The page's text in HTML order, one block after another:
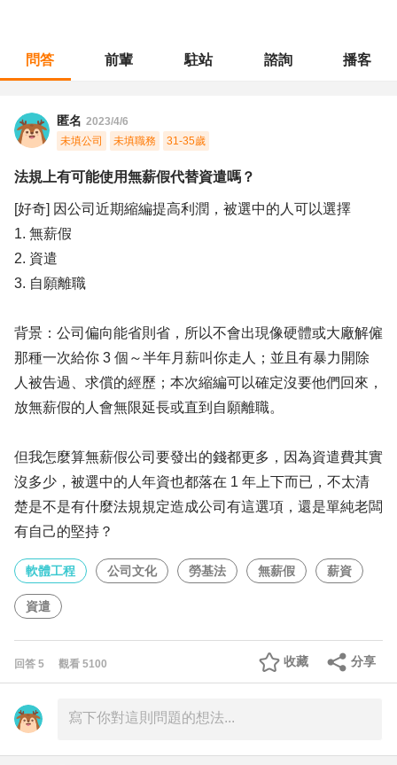
問答 前輩 駐站 諮詢 播客
匿名 2023/4/6
未填公司
未填職務 31-35歲
法規上有可能使用無薪假代替資遣嗎？
[好奇] 因公司近期縮編提高利潤，被選中的人可以選擇
1. 無薪假
2. 資遣
3. 自願離職
背景：公司偏向能省則省，所以不會出現像硬體或大廠解僱
那種一次給你 3 個～半年月薪叫你走人；並且有暴力開除
人被告過、求償的經歷；本次縮編可以確定沒要他們回來，
放無薪假的人會無限延長或直到自願離職。
但我怎麼算無薪假公司要發出的錢都更多，因為資遣費其實
沒多少，被選中的人年資也都落在 1 年上下而已，不太清
楚是不是有什麼法規規定造成公司有這選項，還是單純老闆
有自己的堅持？
軟體工程 公司文化 勞基法 無薪假 薪資
資遣
回答 5 觀看 5100 分享
收藏